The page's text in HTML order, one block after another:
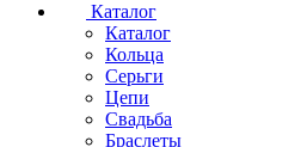
Каталог
Каталог
Кольца
Серьги
Цепи
Свадьба
Браслеты